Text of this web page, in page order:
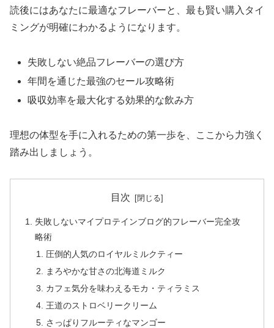
読後にはあなたに最適なフレーバーと、最も賢い購入タイ
ミングが明確にわかるようになります。
失敗しない絶品フレーバーの選び方
年間を通じた最強のセール攻略術
吸収効率を最大化する効果的な飲み方
理想の体型を手に入れるための第一歩を、ここから力強く
踏み出しましょう。
目次
失敗しないマイプロテインブログ的フレーバー完全攻
略術
圧倒的人気のロイヤルミルクティー
まろやかな甘さの北海道ミルク
カフェ気分を味わえるモカ・ティラミス
王道のストロベリークリーム
さっぱりフルーティなマンゴー